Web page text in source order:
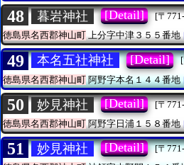
48 暮岩神社 [Detail]
[〒
徳島県名西郡神山町上分字中津３５５番地
49 本名五社神社 [Detail]
徳島県名西郡神山町阿野字本名１４４番地
50 妙見神社 [Detail]
[〒
徳島県名西郡神山町阿野字日浦１５８番地
51 妙見神社 [Detail]
[〒